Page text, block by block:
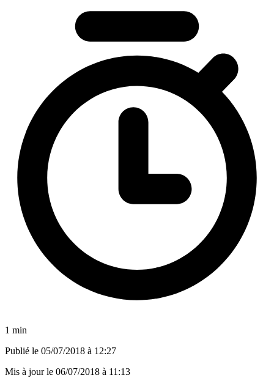
1 min
Publié le 05/07/2018 à 12:27
Mis à jour le 06/07/2018 à 11:13